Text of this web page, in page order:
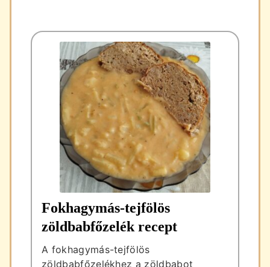
Fokhagymás-tejfölös
zöldbabfőzelék recept
A fokhagymás-tejfölös
zöldbabfőzelékhez a zöldbabot